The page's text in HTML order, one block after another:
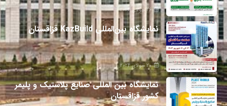
26 جولای 2024
نمایشگاه بین‌المللی KazBuild قزاقستان
20 جولای 2024
نمایشگاه بین المللی صنایع پلاستیک و پلیمر
کشور قزاقستان